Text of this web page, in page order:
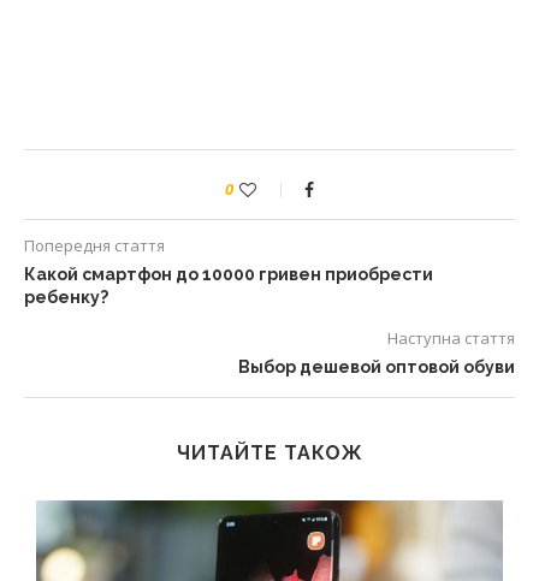
0
Попередня стаття
Какой смартфон до 10000 гривен приобрести
ребенку?
Наступна стаття
Выбор дешевой оптовой обуви
ЧИТАЙТЕ ТАКОЖ